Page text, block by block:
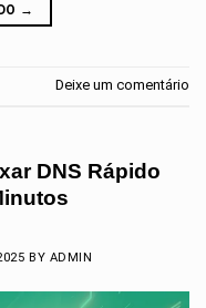
→
Deixe um comentário
DNS Rápido
BY ADMIN